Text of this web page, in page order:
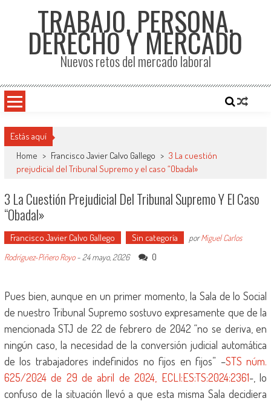
TRABAJO, PERSONA,
DERECHO Y MERCADO
Nuevos retos del mercado laboral
Estás aquí
Home > Francisco Javier Calvo Gallego > 3 La cuestión
prejudicial del Tribunal Supremo y el caso “Obadal»
3 La Cuestión Prejudicial Del Tribunal Supremo Y El Caso
“Obadal»
Francisco Javier Calvo Gallego Sin categoría porMiguel Carlos
Rodríguez-Piñero Royo- 24 mayo, 2026 0
Pues bien, aunque en un primer momento, la Sala de lo Social
de nuestro Tribunal Supremo sostuvo expresamente que de la
mencionada STJ de 22 de febrero de 2042 “no se deriva, en
ningún caso, la necesidad de la conversión judicial automática
de los trabajadores indefinidos no fijos en fijos” –STS núm.
625/2024 de 29 de abril de 2024, ECLI:ES:TS:2024:2361-, lo
confuso de la situación llevó a que esta misma Sala decidiera